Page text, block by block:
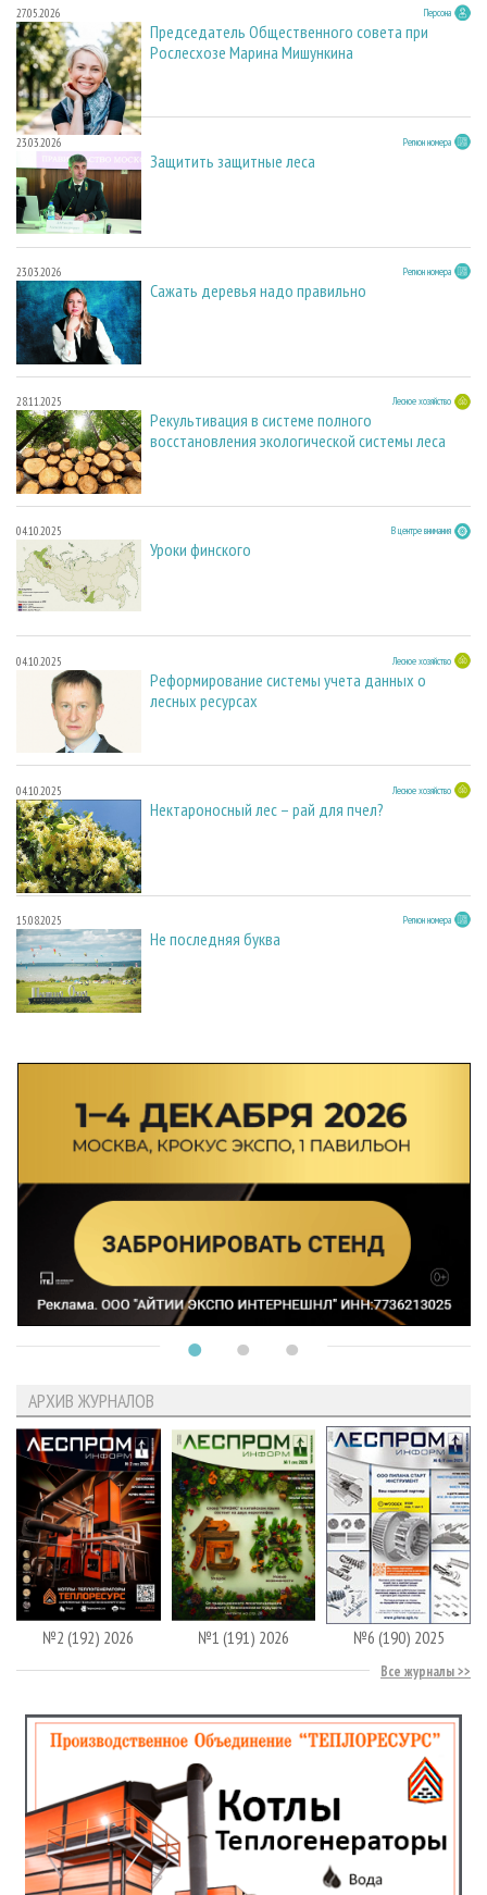
27.05.2026 Персона
Председатель Общественного совета при
Рослесхозе Марина Мишункина
23.03.2026 Регион номера
Защитить защитные леса
23.03.2026 Регион номера
Сажать деревья надо правильно
28.11.2025 Лесное хозяйство
Рекультивация в системе полного
восстановления экологической системы леса
04.10.2025 В центре внимания
Уроки финского
04.10.2025 Лесное хозяйство
Реформирование системы учета данных о
лесных ресурсах
04.10.2025 Лесное хозяйство
Нектароносный лес – рай для пчел?
15.08.2025 Регион номера
Не последняя буква
АРХИВ ЖУРНАЛОВ
№2 (192) 2026 №1 (191) 2026 №6 (190) 2025
Все журналы